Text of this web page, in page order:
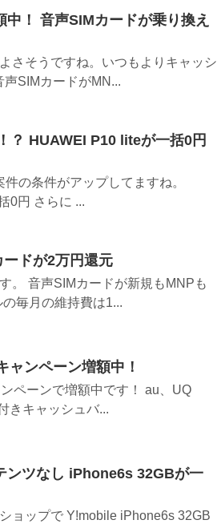
！ 音声SIMカードが乗り換え
さそうですね。いつもよりキャッシ
SIMカードがMN...
？ HUAWEI P10 liteが一括0円
の条件がアップしてますね。
0円 さらに ...
ドが2万円還元
。 音声SIMカードが新規もMNPも
毎月の維持費は1...
ャンペーン増額中！
ペーンで増額中です！ au、UQ
きキャッシュバ...
ンツなし iPhone6s 32GBが一
ョップで Y!mobile iPhone6s 32GB